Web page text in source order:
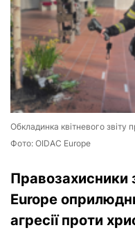
Обкладинка квітневого звіту
Фото: OIDAC Europe
Правозахисники
Europe
агресії проти